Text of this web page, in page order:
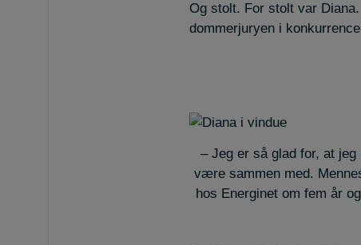
Og stolt. For stolt var
dommerjuryen i
– Jeg er så glad for, at
være sammen med.
hos Energinet om fem år